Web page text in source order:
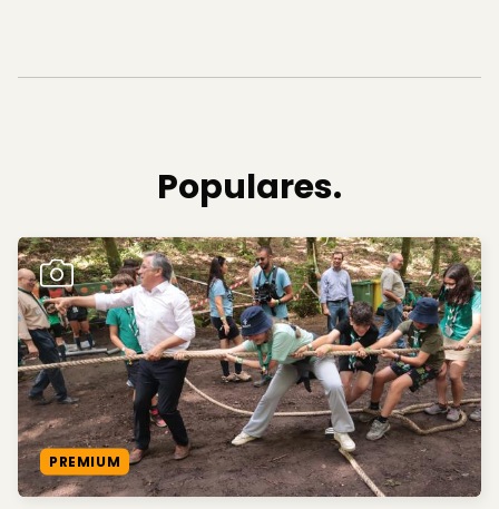
Populares.
PREMIUM